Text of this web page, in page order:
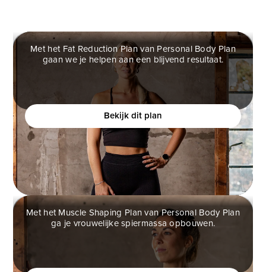
FAT REDUCTION PLAN
Ben jij een vrouw die helemaal klaar is met
(crash)diëten en eindelijk verantwoord af wilt vallen?
Bekijk dit plan
Met het Fat Reduction Plan van Personal Body Plan
gaan we je helpen aan een blijvend resultaat.
MUSCLE SHAPING PLAN
Ben jij een vrouw die meer vrouwelijke vormen wilt,
maar bang is om te gespierd te worden?
Met het Muscle Shaping Plan van Personal Body Plan
ga je vrouwelijke spiermassa opbouwen.